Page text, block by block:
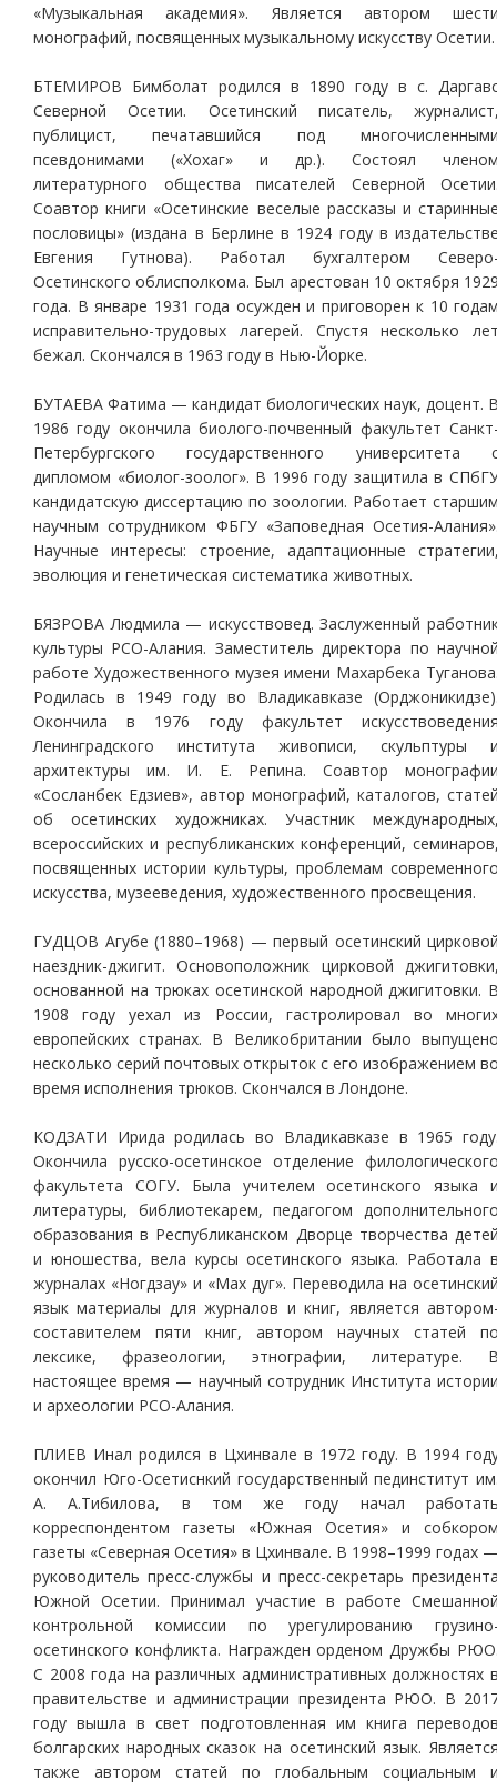
«Музыкальная академия». Является автором
монографий, посвященных музыкальному искусству Осетии.
БТЕМИРОВ Бимболат родился в 1890 году в с.
Северной Осетии. Осетинский писатель,
публицист, печатавшийся под
псевдонимами («Хохаг» и др.). Состоял
литературного общества писателей Северной
Соавтор книги «Осетинские веселые рассказы и
пословицы» (издана в Берлине в 1924 году в
Евгения Гутнова). Работал бухгалтером
Осетинского облисполкома. Был арестован 10 ок­тября
года. В январе 1931 года осужден и приговорен к 10
исправительно-трудовых лагерей. Спустя несколько
бежал. Скончался в 1963 году в Нью-Йорке.
БУТАЕВА Фатима — кандидат биологических наук, доцент.
1986 году окончила биолого-почвенный факультет
Петер­бургского государственного университета
дипломом «биолог-зоолог». В 1996 году защитила в
кандидатскую диссертацию по зоологии. Работает
научным сотрудником ФБГУ «Заповедная Осетия-
Научные интересы: строение, адаптационные
эволюция и генетическая систематика животных.
БЯЗРОВА Людмила — искусствовед. Заслуженный
культуры РСО-Алания. Заместитель директора по
работе Художественного музея имени Махарбека
Родилась в 1949 году во Владикавказе
Окончила в 1976 году факультет
Ленинградского института живописи, скульптуры
архитектуры им. И. Е. Репина. Соавтор
«Сосланбек Едзиев», автор монографий, каталогов,
об осетинских художниках. Участник
всероссийских и республиканских конференций,
посвященных истории культуры, проблемам
искусства, музееведения, художественного просвещения.
ГУДЦОВ Агубе (1880–1968) — первый осетинский
наездник-джигит. Основоположник цирковой
основанной на трюках осетинской народной джигитовки.
1908 году уехал из России, гастролировал во
европейских странах. В Великобритании было
несколько серий почтовых открыток с его изображением
время исполнения трюков. Скончался в Лондоне.
КОДЗАТИ Ирида родилась во Владикавказе в 1965
Окончила русско-осетинское отделение
факультета СОГУ. Была учителем осетинского языка
литературы, библиотекарем, педагогом
образования в Республиканском Дворце творчества
и юношества, вела курсы осетинского языка. Работала
журналах «Ногдзау» и «Мах дуг». Переводила на
язык материалы для журналов и книг, является
составителем пяти книг, автором научных статей
лексике, фразеологии, этнографии, литературе.
настоящее время — научный сотрудник Института
и археологии РСО-Алания.
ПЛИЕВ Инал родился в Цхинвале в 1972 году. В 1994
окончил Юго-Осетиснкий государственный пединститут
А. А.Тибилова, в том же году начал
корреспондентом газеты «Южная Осетия» и
газеты «Северная Осетия» в Цхинвале. В 1998–1999 годах
руководитель пресс-службы и пресс-секретарь
Южной Осетии. Принимал участие в работе
контрольной комиссии по урегулированию
осетинского конфликта. Награжден орденом Дружбы
С 2008 года на различных административных должностях
правительстве и администрации президента РЮО. В
году вышла в свет подготовленная им книга
болгарских народных сказок на осетинский язык.
также автором статей по глобальным социальным